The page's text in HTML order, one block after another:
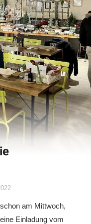
am Mittwoch,
Einladung vom